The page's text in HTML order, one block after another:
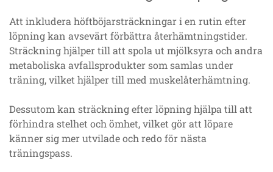
Att inkludera höftböjarsträckningar i en rutin efter
löpning kan avsevärt förbättra återhämtningstider.
Sträckning hjälper till att spola ut mjölksyra och andra
metaboliska avfallsprodukter som samlas under
träning, vilket hjälper till med muskelåterhämtning.
Dessutom kan sträckning efter löpning hjälpa till att
förhindra stelhet och ömhet, vilket gör att löpare
känner sig mer utvilade och redo för nästa
träningspass.